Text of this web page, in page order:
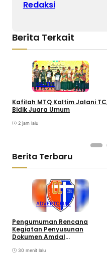
Redaksi
Berita Terkait
KALTIM
Kafilah MTQ Kaltim Jalani
Bidik Juara Umum
2 jam lalu
Berita Terbaru
ADVERTORIAL
Pengumuman Rencana
Kegiatan Penyusunan
Dokumen Amdal
Xaverius Oleh Yayasan Budi
30 menit lalu